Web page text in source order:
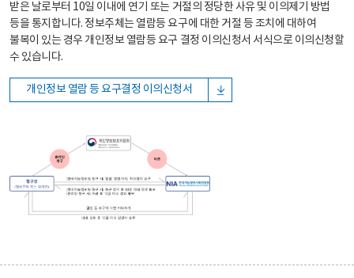
받은 날로부터 10일 이내에 연기 또는 거절의 정당한 사유 및 이의제기 방법
등을 통지합니다. 정보주체는 열람등 요구에 대한 거절 등 조치에 대하여
불복이 있는 경우 개인정보 열람등 요구 결정 이의신청서 서식으로 이의신청할
수 있습니다.
개인정보 열람 등 요구결정 이의신청서